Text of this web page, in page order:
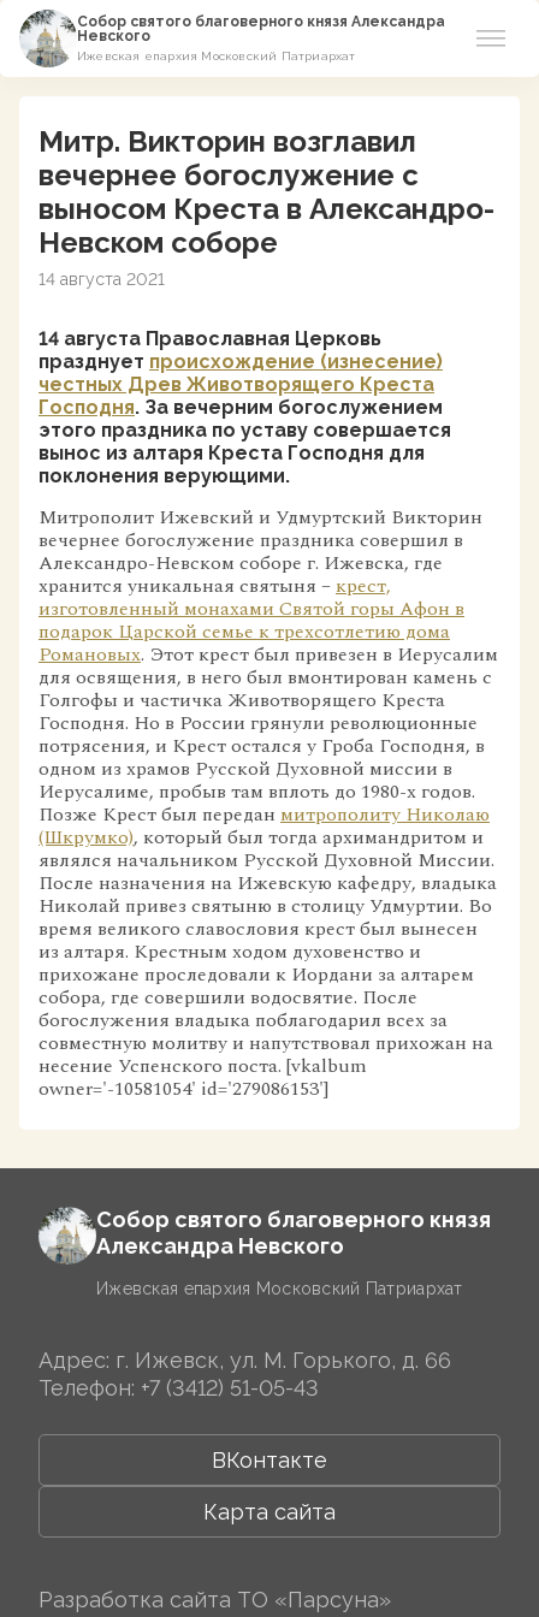
Собор святого благоверного князя Александра
Невского
Ижевская епархия Московский Патриархат
О соборе
Азы Православия
Расписание
Виртуальный музей
Пожертвование
Контакты
Митр. Викторин возглавил
вечернее богослужение с
выносом Креста в Александро-
Невском соборе
14 августа 2021
14 августа Православная Церковь
празднует происхождение (изнесение)
честных Древ Животворящего Креста
Господня. За вечерним богослужением
этого праздника по уставу совершается
вынос из алтаря Креста Господня для
поклонения верующими.
Митрополит Ижевский и Удмуртский Викторин
вечернее богослужение праздника совершил в
Александро-Невском соборе г. Ижевска, где
хранится уникальная святыня –крест,
изготовленный монахами Святой горы Афон в
подарок Царской семье к трехсотлетию дома
Романовых. Этот крест был привезен в Иерусалим
для освящения, в него был вмонтирован камень с
Голгофы и частичка Животворящего Креста
Господня. Но в России грянули революционные
потрясения, и Крест остался у Гроба Господня, в
одном из храмов Русской Духовной миссии в
Иерусалиме, пробыв там вплоть до 1980-х годов.
Позже Крест был передан митрополиту Николаю
(Шкрумко), который был тогда архимандритом и
являлся начальником Русской Духовной Миссии.
После назначения на Ижевскую кафедру, владыка
Николай привез святыню в столицу Удмуртии. Во
время великого славословия крест был вынесен
из алтаря. Крестным ходом духовенство и
прихожане проследовали к Иордани за алтарем
собора, где совершили водосвятие. После
богослужения владыка поблагодарил всех за
совместную молитву и напутствовал прихожан на
несение Успенского поста. [vkalbum
owner='-10581054' id='279086153']
Собор святого благоверного князя
Александра Невского
Ижевская епархия Московский Патриархат
Адрес: г. Ижевск, ул. М. Горького, д. 66
Телефон: +7 (3412) 51-05-43
ВКонтакте
Карта сайта
Разработка сайта ТО «Парсуна»